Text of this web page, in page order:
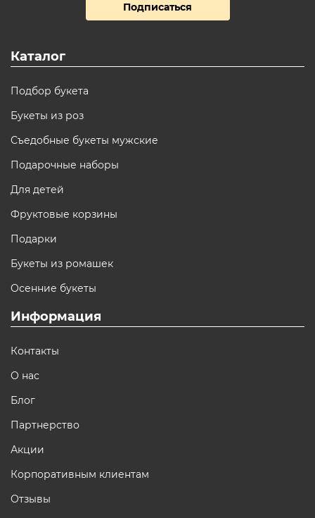
Подписаться
Каталог
Подбор букета
Букеты из роз
Съедобные букеты мужские
Подарочные наборы
Для детей
Фруктовые корзины
Подарки
Букеты из ромашек
Осенние букеты
Информация
Контакты
О нас
Блог
Партнерство
Акции
Корпоративным клиентам
Отзывы